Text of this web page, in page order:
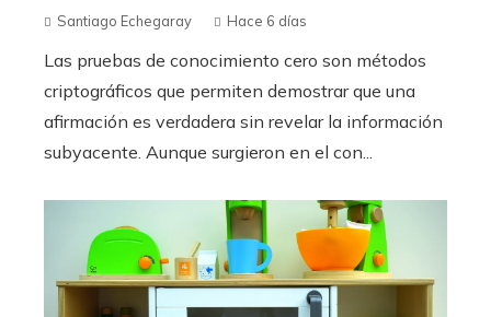
Santiago Echegaray Hace 6 días
Las pruebas de conocimiento cero son métodos
criptográficos que permiten demostrar que una
afirmación es verdadera sin revelar la información
subyacente. Aunque surgieron en el con...